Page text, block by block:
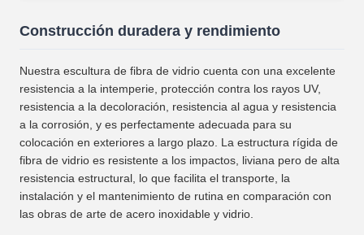
Construcción duradera y rendimiento
Nuestra escultura de fibra de vidrio cuenta con una excelente
resistencia a la intemperie, protección contra los rayos UV,
resistencia a la decoloración, resistencia al agua y resistencia
a la corrosión, y es perfectamente adecuada para su
colocación en exteriores a largo plazo. La estructura rígida de
fibra de vidrio es resistente a los impactos, liviana pero de alta
resistencia estructural, lo que facilita el transporte, la
instalación y el mantenimiento de rutina en comparación con
las obras de arte de acero inoxidable y vidrio.